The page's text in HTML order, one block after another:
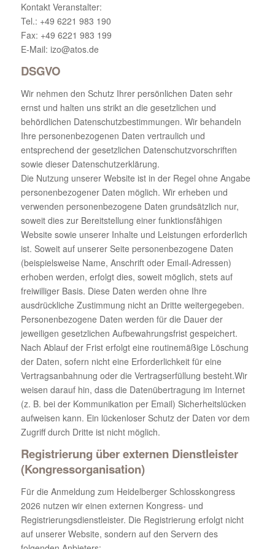
Kontakt Veranstalter:
Tel.: +49 6221 983 190
Fax: +49 6221 983 199
E-Mail: izo@atos.de
DSGVO
Wir nehmen den Schutz Ihrer persönlichen Daten sehr
ernst und halten uns strikt an die gesetzlichen und
behördlichen Datenschutzbestimmungen. Wir behandeln
Ihre personenbezogenen Daten vertraulich und
entsprechend der gesetzlichen Datenschutzvorschriften
sowie dieser Datenschutzerklärung.
Die Nutzung unserer Website ist in der Regel ohne Angabe
personenbezogener Daten möglich. Wir erheben und
verwenden personenbezogene Daten grundsätzlich nur,
soweit dies zur Bereitstellung einer funktionsfähigen
Website sowie unserer Inhalte und Leistungen erforderlich
ist. Soweit auf unserer Seite personenbezogene Daten
(beispielsweise Name, Anschrift oder Email-Adressen)
erhoben werden, erfolgt dies, soweit möglich, stets auf
freiwilliger Basis. Diese Daten werden ohne Ihre
ausdrückliche Zustimmung nicht an Dritte weitergegeben.
Personenbezogene Daten werden für die Dauer der
jeweiligen gesetzlichen Aufbewahrungsfrist gespeichert.
Nach Ablauf der Frist erfolgt eine routinemäßige Löschung
der Daten, sofern nicht eine Erforderlichkeit für eine
Vertragsanbahnung oder die Vertragserfüllung besteht.Wir
weisen darauf hin, dass die Datenübertragung im Internet
(z. B. bei der Kommunikation per Email) Sicherheitslücken
aufweisen kann. Ein lückenloser Schutz der Daten vor dem
Zugriff durch Dritte ist nicht möglich.
Registrierung über externen Dienstleister
(Kongressorganisation)
Für die Anmeldung zum Heidelberger Schlosskongress
2026 nutzen wir einen externen Kongress- und
Registrierungsdienstleister. Die Registrierung erfolgt nicht
auf unserer Website, sondern auf den Servern des